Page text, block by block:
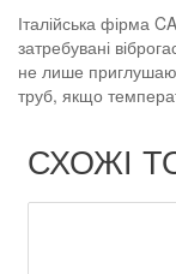
Італійська фірма
затребувані
не лише
труб, якщо
СХОЖІ